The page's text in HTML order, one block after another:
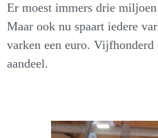
Er moest immers drie
Maar ook nu spaart iedere
varken een euro. Vijfhonderd
aandeel.